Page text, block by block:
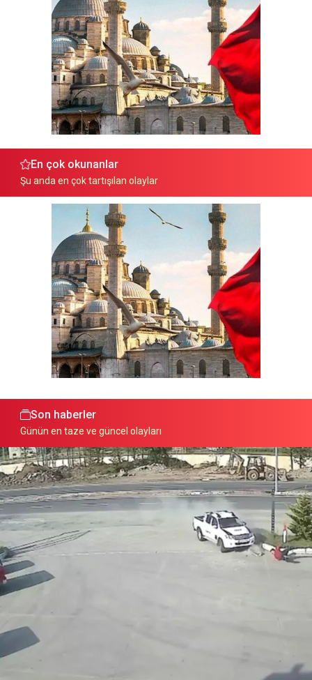
En çok okunanlar
Şu anda en çok tartışılan olaylar
Son haberler
Günün en taze ve güncel olayları